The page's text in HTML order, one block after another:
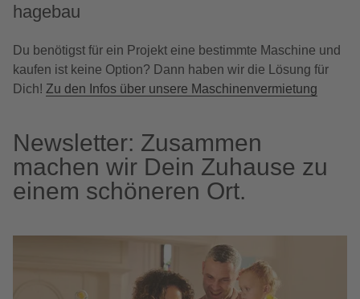
hagebau
Du benötigst für ein Projekt eine bestimmte Maschine und
kaufen ist keine Option? Dann haben wir die Lösung für
Dich! Zu den Infos über unsere Maschinenvermietung
Newsletter: Zusammen
machen wir Dein Zuhause zu
einem schöneren Ort.